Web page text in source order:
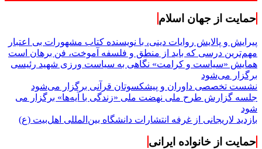
حمایت از جهان اسلام
پیرایش و پالایش روایات دینی، با نویسنده کتاب مشهورات بی اعتبار
مهم‌ترین درسی که باید از منطق و فلسفه آموخت، فن برهان است
همایش «سیاست و کرامت» نگاهی به سیاست ورزی شهید رئیسی
برگزار می‌شود
نشست تخصصی داوران و پیشکسوتان قرآنی برگزار می‌شود
جلسه گزارش طرح ملی نهضت ملی «زندگی با آیه‌ها» برگزار می
شود
بازدید لاریجانی از غرفه انتشارات دانشگاه بین‌المللی اهل‌بیت (ع)
حمایت از خانواده ایرانی